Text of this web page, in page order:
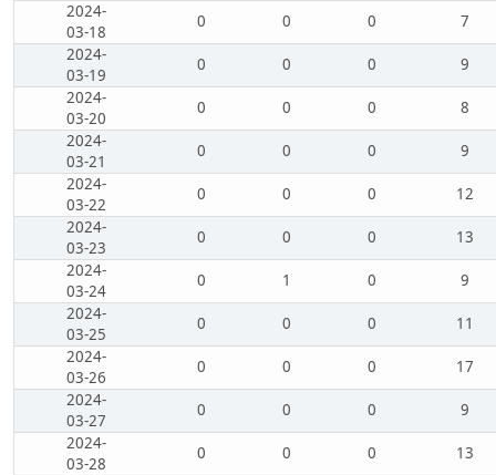
2024-
03-18
0 0 0
7
2024-
03-19
0 0 0
9
2024-
03-20
0 0 0
8
2024-
03-21
0 0 0
9
2024-
03-22
0 0 0
12
2024-
03-23
0 0 0
13
2024-
03-24
0 1 0
9
2024-
03-25
0 0 0
11
2024-
03-26
0 0 0
17
2024-
03-27
0 0 0
9
2024-
03-28
0 0 0
13